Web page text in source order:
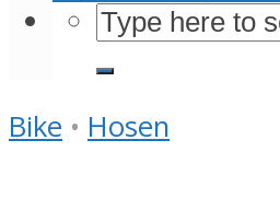
Bike • Hosen